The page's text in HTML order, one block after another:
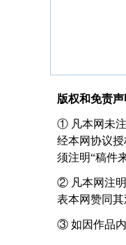
版权和免责声
① 凡本网未注
经本网协议
须注明“稿件
② 凡本网注明
表本网赞同其
③ 如因作品内